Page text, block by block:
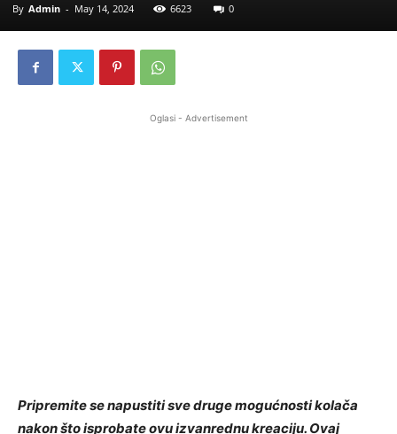
By Admin - May 14, 2024 6623 0
Oglasi - Advertisement
Pripremite se napustiti sve druge mogućnosti kolača
nakon što isprobate ovu izvanrednu kreaciju. Ovaj